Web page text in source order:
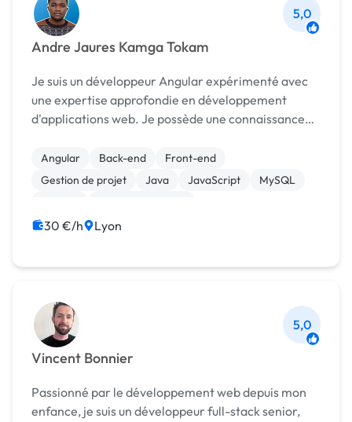
Andre Jaures Kamga Tokam
5,0
Je suis un développeur Angular expérimenté avec
une expertise approfondie en développement
d'applications web. Je possède une connaissance
permet de créer des interfaces utilisateur
réactives, dynamiques...
Angular Back-end
Front-end
Gestion de projet
Java JavaScript
MySQL
30 €/h Lyon
Vincent Bonnier
5,0
Passionné par le développement web depuis mon
enfance, je suis un développeur full-stack senior,